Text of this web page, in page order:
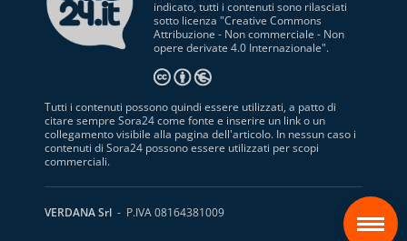
indicato, tutti i contenuti sono rilasciati
sotto licenza "Creative Commons
Attribuzione - Non commerciale - Non
opere derivate 4.0 Internazionale".
Tutti i contenuti possono quindi essere utilizzati, a patto di
citare sempre Sora24 come fonte e inserire un link o un
collegamento visibile alla pagina dell'articolo. In nessun caso i
contenuti di Sora24 possono essere utilizzati per scopi
commerciali.
VERDANA Srl - P.IVA 08164381009